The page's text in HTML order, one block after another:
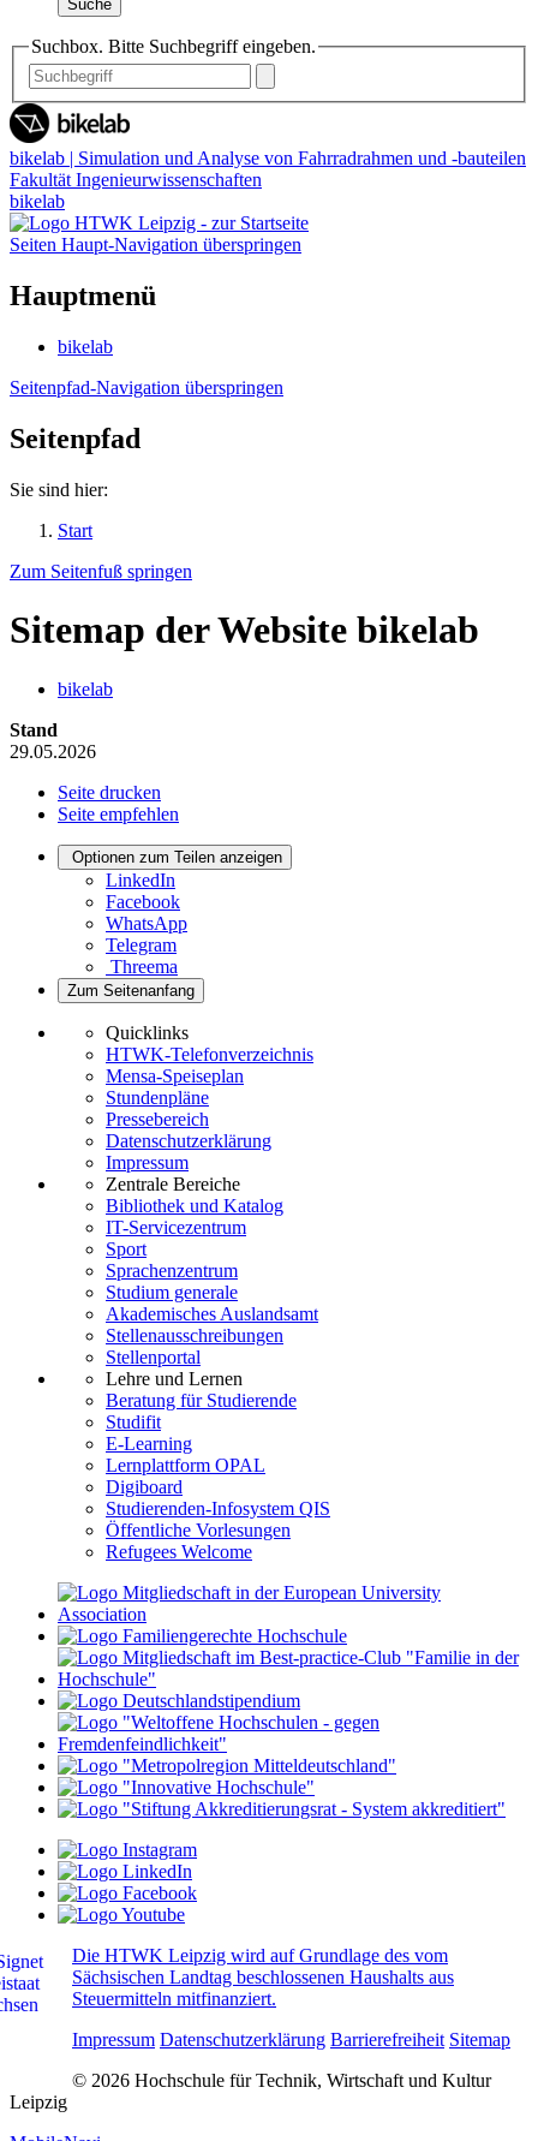
Suche
Suchbox. Bitte Suchbegriff eingeben.
bikelab | Simulation und Analyse von Fahrradrahmen und -bauteilen
Fakultät Ingenieurwissenschaften
bikelab
Seiten Haupt-Navigation überspringen
Hauptmenü
bikelab
Seitenpfad-Navigation überspringen
Seitenpfad
Sie sind hier:
Start
Zum Seitenfuß springen
Sitemap der Website bikelab
bikelab
Stand
29.05.2026
Seite drucken
Seite empfehlen
Optionen zum Teilen anzeigen
LinkedIn
Facebook
WhatsApp
Telegram
Threema
Zum Seitenanfang
Quicklinks
HTWK-Telefonverzeichnis
Mensa-Speiseplan
Stundenpläne
Pressebereich
Datenschutzerklärung
Impressum
Zentrale Bereiche
Bibliothek und Katalog
IT-Servicezentrum
Sport
Sprachenzentrum
Studium generale
Akademisches Auslandsamt
Stellenausschreibungen
Stellenportal
Lehre und Lernen
Beratung für Studierende
Studifit
E-Learning
Lernplattform OPAL
Digiboard
Studierenden-Infosystem QIS
Öffentliche Vorlesungen
Refugees Welcome
Die HTWK Leipzig wird auf Grundlage des vom
Sächsischen Landtag beschlossenen Haushalts aus
Steuermitteln mitfinanziert.
Impressum Datenschutzerklärung Barrierefreiheit Sitemap
© 2026 Hochschule für Technik, Wirtschaft und Kultur
Leipzig